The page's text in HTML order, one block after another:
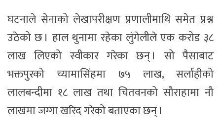
घटनाले सेनाको लेखापरीक्षण प्रणालीमाथि समेत प्रश्न
उठेको छ । हाल थुनामा रहेका लुंगेलीले एक करोड ३८
लाख लिएको स्वीकार गरेका छन् । सो पैसाबाट
भक्तपुरको च्यामासिंहमा ७५ लाख, सर्लाहीको
लालबन्दीमा १८ लाख तथा चितवनको सौराहामा नौ
लाखमा जग्गा खरिद गरेको बताएका छन् ।